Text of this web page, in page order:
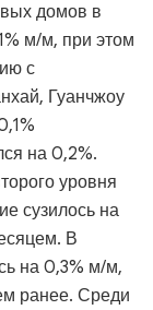
домов в
м/м, при этом
с
Гуанчжоу
на 0,2%.
уровня
сузилось на
В
на 0,3% м/м,
ранее. Среди